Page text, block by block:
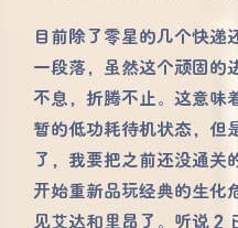
目前除了零星的几个快递
一段落，虽然这个顽固的
不息，折腾不止。这意味
暂的低功耗待机状态，但
了，我要把之前还没通关
开始重新品玩经典的生化
见艾达和里昂了。听说 2